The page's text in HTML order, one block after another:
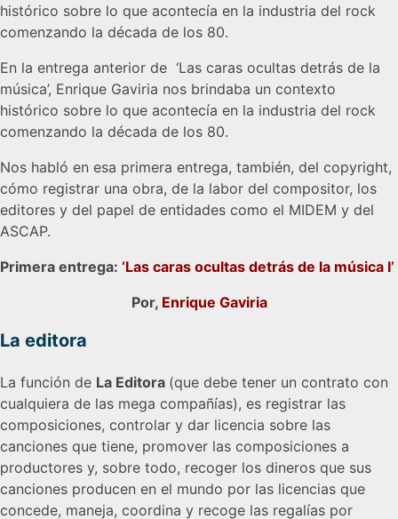
histórico sobre lo que acontecía en la industria del rock
comenzando la década de los 80.
En la entrega anterior de ‘Las caras ocultas detrás de la
música’, Enrique Gaviria nos brindaba un contexto
histórico sobre lo que acontecía en la industria del rock
comenzando la década de los 80.
Nos habló en esa primera entrega, también, del copyright,
cómo registrar una obra, de la labor del compositor, los
editores y del papel de entidades como el MIDEM y del
ASCAP.
Primera entrega: ‘Las caras ocultas detrás de la música I’
Por, Enrique Gaviria
La editora
La función de La Editora (que debe tener un contrato con
cualquiera de las mega compañías), es registrar las
composiciones, controlar y dar licencia sobre las
canciones que tiene, promover las composiciones a
productores y, sobre todo, recoger los dineros que sus
canciones producen en el mundo por las licencias que
concede, maneja, coordina y recoge las regalías por